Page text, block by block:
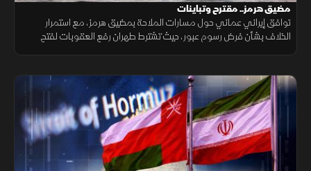
مضيق هرمز.. مقترح وتباينات
توافق إيراني عماني حول مسارات الملاحة بمضيق هرمز، مع استمرار
الخلاف بشأن فرض رسوم عبور، حيث تشترط طهران رفع العقوبات لفتح